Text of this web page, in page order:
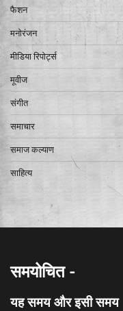
फैशन
मनोरंजन
मीडिया रिपोर्ट्स
मूवीज
संगीत
समाचार
समाज कल्याण
साहित्य
समयोचित -
यह समय और इसी समय